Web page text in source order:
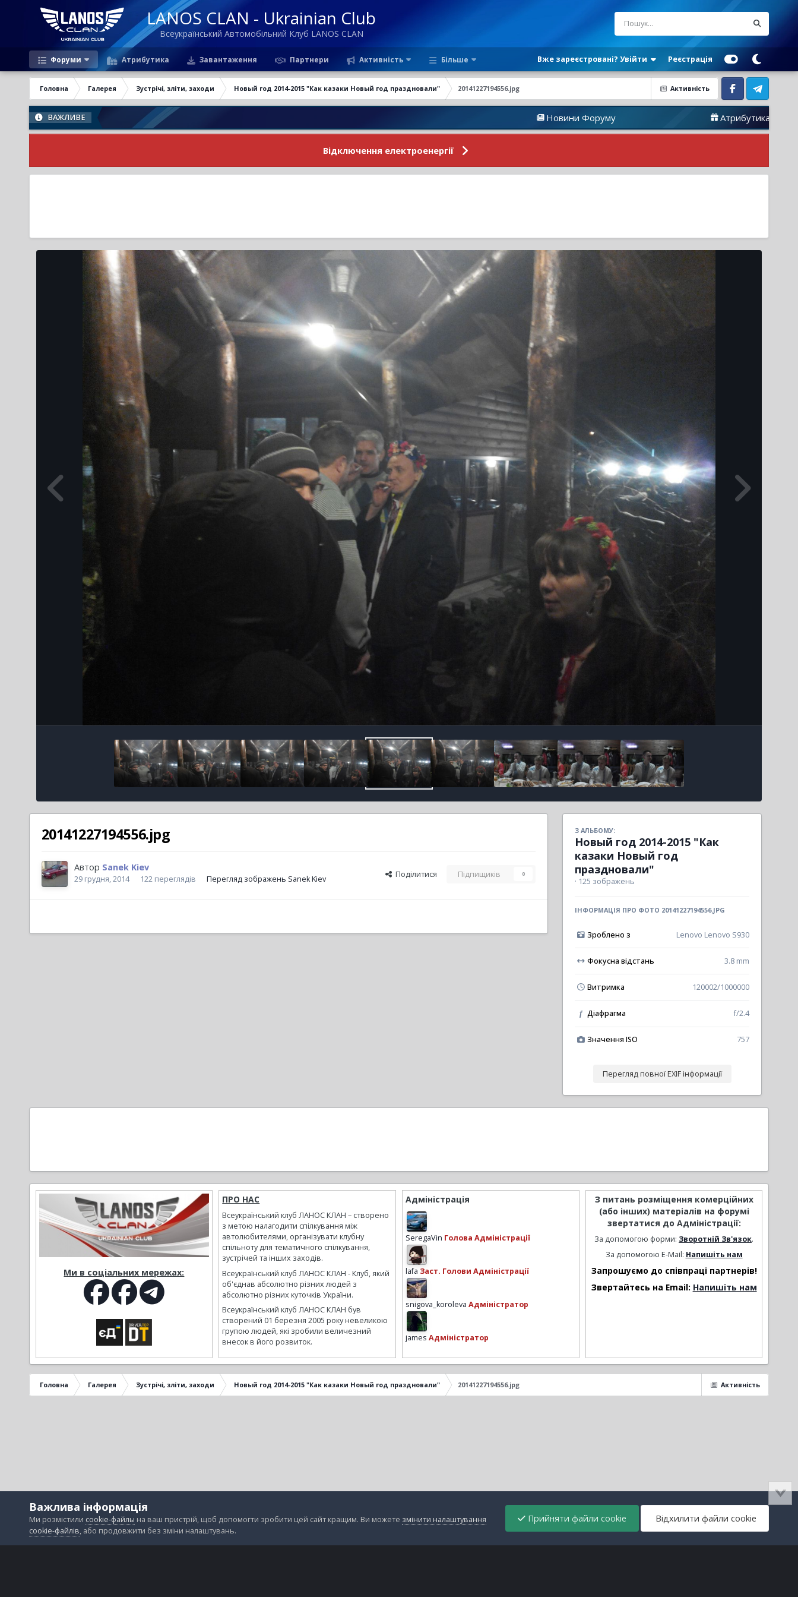
LANOS CLAN - Ukrainian Club
Всеукраїнський Автомобільний Клуб LANOS CLAN
Форуми Атрибутика Завантаження Партнери Активність Більше Вже зареєстровані? Увійти Реєстрація
Активність
Головна Галерея Зустрічі, зліти, заходи Новый год 2014-2015 "Как казаки Новый год праздновали" 20141227194556.jpg
Facebook Telegram
ВАЖЛИВЕ Новини Форуму Атрибутика
Відключення електроенергії
20141227194556.jpg
Автор Sanek Kiev
29 грудня, 2014 122 переглядів Перегляд зображень Sanek Kiev Поділитися Підпищиків 0
З АЛЬБОМУ:
Новый год 2014-2015 "Как
казаки Новый год
праздновали"
· 125 зображень
ІНФОРМАЦІЯ ПРО ФОТО 20141227194556.JPG
Зроблено з Lenovo Lenovo S930
Фокусна відстань 3.8 mm
Витримка 120002/1000000
f Діафрагма f/2.4
Значення ISO 757
Перегляд повної EXIF інформації
Ми в соціальних мережах:
ПРО НАС
Всеукраїнський клуб ЛАНОС КЛАН – створено
з метою налагодити спілкування між
автолюбителями, організувати клубну
спільноту для тематичного спілкування,
зустрічей та інших заходів.
Всеукраїнський клуб ЛАНОС КЛАН - Клуб, який
об'єднав абсолютно різних людей з
абсолютно різних куточків України.
Всеукраїнський клуб ЛАНОС КЛАН був
створений 01 березня 2005 року невеликою
групою людей, які зробили величезний
внесок в його розвиток.
Адміністрація
SeregaVin Голова Адміністрації
lafa Заст. Голови Адміністрації
snigova_koroleva Адміністратор
james Адміністратор
З питань розміщення комерційних
(або інших) матеріалів на форумі
звертатися до Адміністрації:
За допомогою форми: Зворотній Зв'язок.
За допомогою E-Mail: Напишіть нам
Запрошуємо до співпраці партнерів!
Звертайтесь на Email: Напишіть нам
Активність
Головна Галерея Зустрічі, зліти, заходи Новый год 2014-2015 "Как казаки Новый год праздновали" 20141227194556.jpg
Важлива інформація
Ми розмістили cookie-файлы на ваш пристрій, щоб допомогти зробити цей сайт кращим. Ви можете змінити налаштування
cookie-файлів, або продовжити без зміни налаштувань.
Прийняти файли cookie Відхилити файли cookie